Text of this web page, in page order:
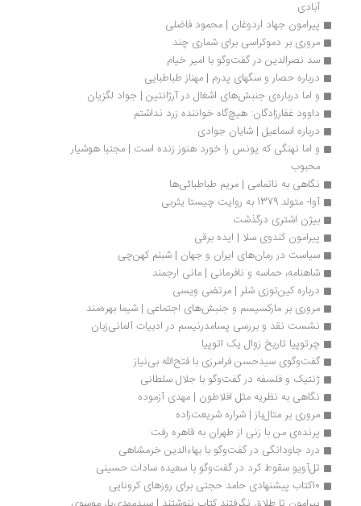
پیرامون جهاد اردوغان | محمود فاضلی
مروری بر دموکراسی برای شماری چند
سد نصرالدین در گفت‌وگو با امیر خیام
درباره حصار و سگهای پدرم | مهناز طباطبایی
و اما درباره‌ی جنبش‌های اشغال در آرژانتین | جواد لگزیان
داوود غفارزادگان: هیچ‌گاه خواننده زرد نداشتم
درباره اسماعیل | شایان جوادی
و اما نهنگی که یونس را خورد هنوز زنده است | مجتبا هوشیار
نگاهی به ناتمامی | مریم طباطبائی‌ها
آوا- متولد 1379 به روایت چیستا یثربی
بیژن اشتری درگذشت
پیرامون کندوی سلا | ایده برقی
سیاست در رمان‌های ایران و جهان | شبنم کهن‌چی
شاهنامه، حماسه و نافرمانی | مانی ارجمند
درباره کین‌توزی شلر | مرتضی ویسی
مروری بر مارکسیسم و جنبش‌های اجتماعی | شیما بهره‌مند
نشست نقد و بررسی پسامدرنیسم در ادبیات آلمانی‌زبان
چرتوپیا تاریخ زوال یک اتوپیا
گفت‌وگوی سیدحسن فرامرزی با فتح‌الله بی‌نیاز
ژنتیک و فلسفه در گفت‌وگو با جلال سلطانی
نگاهی به نظریه مثل افلاطون | مهدی آزموده
مروری بر متال‌باز | شراره شریعت‌زاده
پرنده‌ی من با زنی از طهران به قاهره رفت
درد جاودانگی در گفت‌وگو با بهاءالدین خرمشاهی
تل‌آویو سقوط کرد در گفت‌وگو با سعیده سادات حسینی